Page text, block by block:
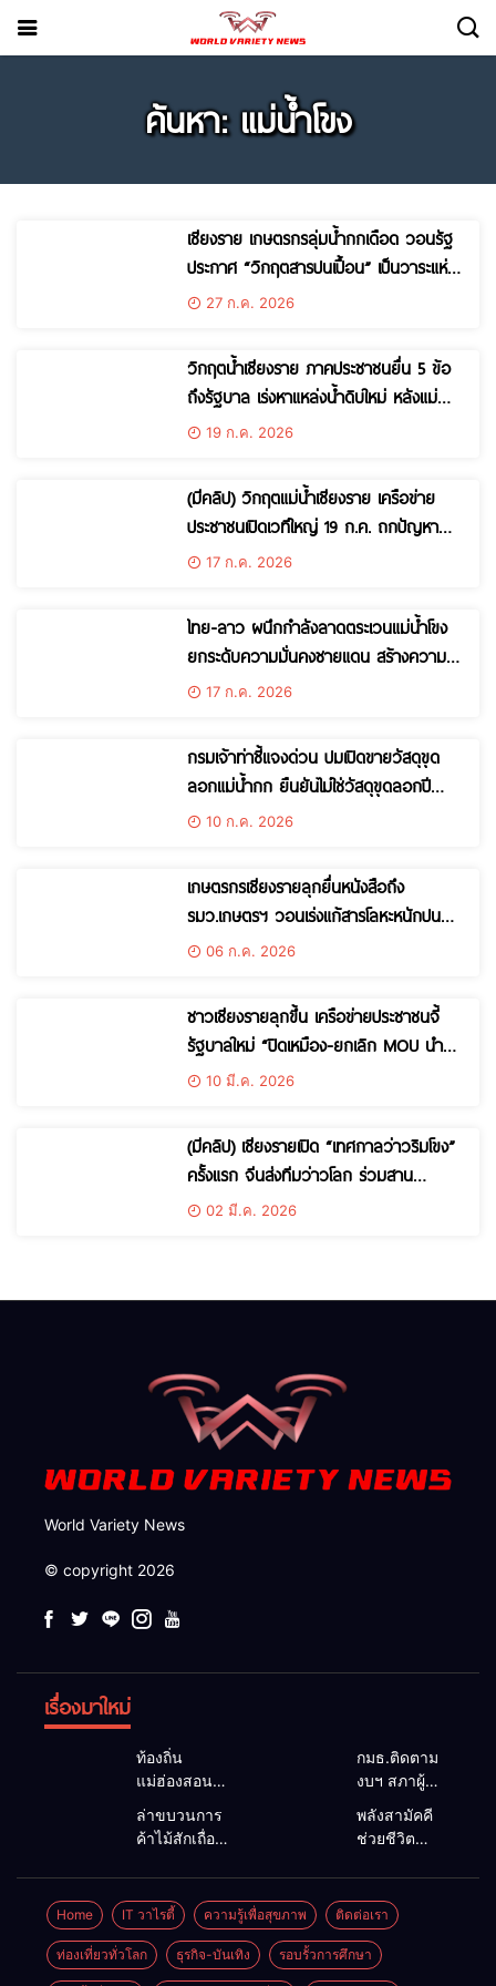
ค้นหา: แม่น้ำโขง
เชียงราย เกษตรกรลุ่มน้ำกกเดือด วอนรัฐ
ประกาศ “วิกฤตสารปนเปื้อน” เป็นวาระแห่ง
ชาติ เร่งแก้ต้นเหตุเหมืองต้นน้ำ หวั่นกระทบ
27 ก.ค. 2026
วิกฤตน้ำเชียงราย ภาคประชาชนยื่น 5 ข้อ
ถึงรัฐบาล เร่งหาแหล่งน้ำดิบใหม่ หลังแม่น้ำ
กก-สาย-รวก-โขง ปนเปื้อน กระทบทั้ง
19 ก.ค. 2026
(มีคลิป) วิกฤตแม่น้ำเชียงราย เครือข่าย
ประชาชนเปิดเวทีใหญ่ 19 ก.ค. ถกปัญหา
แม่น้ำกก-สาย-รวก-โขงปนเปื้อน เชิญผู้แทน
17 ก.ค. 2026
ไทย-ลาว ผนึกกำลังลาดตระเวนแม่น้ำโขง
ยกระดับความมั่นคงชายแดน สร้างความ
ปลอดภัยสองประเทศ
17 ก.ค. 2026
กรมเจ้าท่าชี้แจงด่วน ปมเปิดขายวัสดุขุด
ลอกแม่น้ำกก ยืนยันไม่ใช่วัสดุขุดลอกปี
2569 พร้อมเปิดตรวจโลหะหนักทุกกอง
10 ก.ค. 2026
เกษตรกรเชียงรายลุกยื่นหนังสือถึง
รมว.เกษตรฯ วอนเร่งแก้สารโลหะหนักปน
เปื้อนแม่น้ำ หวั่นกระทบพื้นที่เกษตรกว่า 2
06 ก.ค. 2026
ชาวเชียงรายลุกขึ้น เครือข่ายประชาชนจี้
รัฐบาลใหม่ “ปิดเหมือง-ยกเลิก MOU นำ
เข้าแร่” หลังพบสารพิษปนเปื้อน 4 ลุ่มน้ำ
10 มี.ค. 2026
(มีคลิป) เชียงรายเปิด “เทศกาลว่าวริมโขง”
ครั้งแรก จีนส่งทีมว่าวโลก ร่วมสาน
สัมพันธ์ไทย–จีน
02 มี.ค. 2026
World Variety News
© copyright 2026
เรื่องมาใหม่
ท้องถิ่น
แม่ฮ่องสอน
ประชาชน นา
ยกฯ อบต.-
กำนัน ยื่น
หนังสือถึง
กมธ.งบฯ
สภาฯ ขอหนุน
งบพัฒนาถนน
กมธ.ติดตาม
งบฯ สภาผู้
แม่สะเรียง ถก
แนวทาง
บริหารงบ
ประมาณ เร่ง
พัฒนาพื้นที่
หนุนท่องเที่ยว
3 อำเภอ
ล่าขบวนการ
ค้าไม้สักเถื่อน
แม่ลาน้อย เจอ
ไม้แปรรูป 33
แผ่น ผอ.ส่วน
ป้องกันฯ
สจป.ที่
พลังสามัคคี
ช่วยชีวิต
ชาวบ้าน ดึง
รถกระบะตก
ข้างทาง
สำเร็จ สะท้อน
น้ำใจไทย
Home IT วาไรตี้ ความรู้เพื่อสุขภาพ ติดต่อเรา
ท่องเที่ยวทั่วโลก ธุรกิจ-บันเทิง รอบรั้วการศึกษา